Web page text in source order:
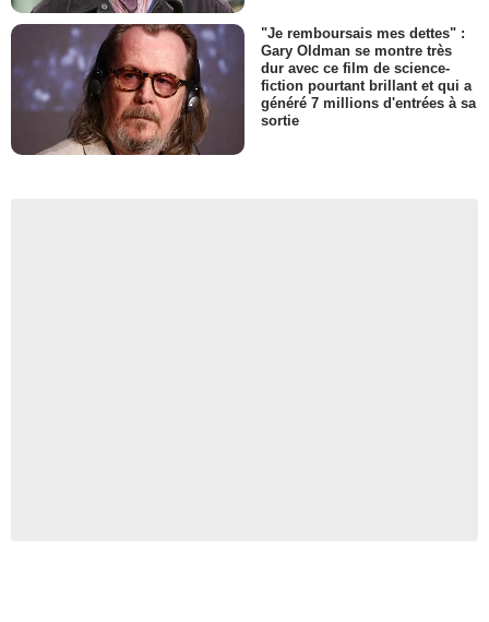
"Je remboursais mes dettes" :
Gary Oldman se montre très
dur avec ce film de science-
fiction pourtant brillant et qui a
généré 7 millions d'entrées à sa
sortie